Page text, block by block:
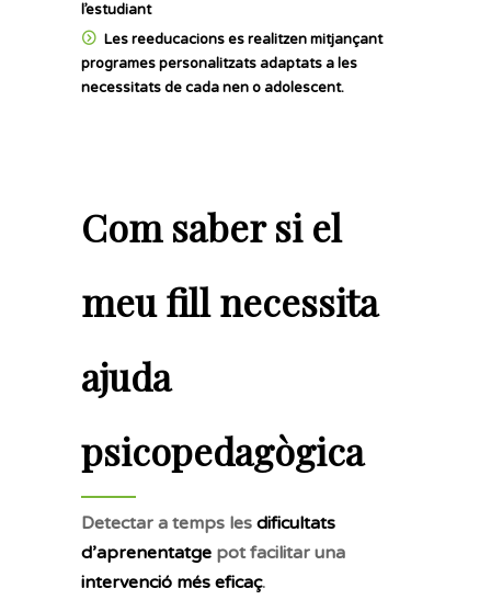
l’estudiant
Lesreeducacionses realitzen mitjançant
programes personalitzats adaptats a les
necessitats de cada nen o adolescent.
Com saber si el
meu fill necessita
ajuda
psicopedagògica
Detectar a temps les dificultats
d’aprenentatge pot facilitar una
intervenció més eficaç.